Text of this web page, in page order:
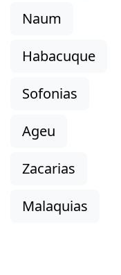
Naum
Habacuque
Sofonias
Ageu
Zacarias
Malaquias